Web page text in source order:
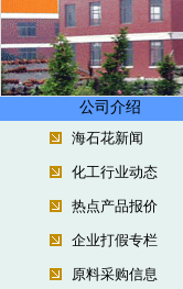
公司介绍
海石花新闻
化工行业动态
热点产品报价
企业打假专栏
原料采购信息